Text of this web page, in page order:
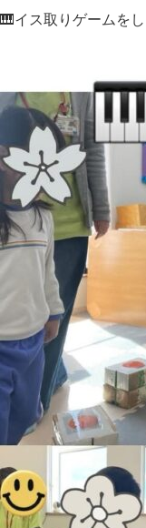
🎹イス取りゲームを